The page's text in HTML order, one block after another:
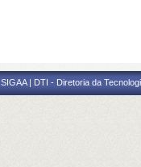
SIGAA | DTI - Diretoria da